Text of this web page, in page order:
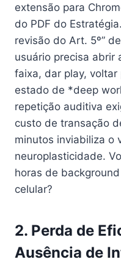
extensão para
do PDF do
revisão do Art. 5º”
usuário precisa abrir
faixa, dar play, voltar
estado de *deep
repetição auditiva
custo de transação
minutos inviabiliza o
neuroplasticidade.
horas de
celular?
2. Perda de
Ausência de